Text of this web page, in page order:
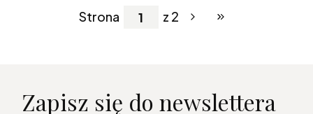
Strona z 2 Przejdź do
Zapisz się do newslettera